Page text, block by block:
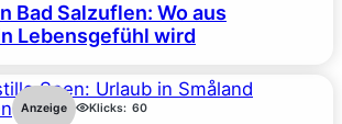
Bad Salzuflen: Wo aus
Lebensgefühl wird
Anzeige Klicks: 60